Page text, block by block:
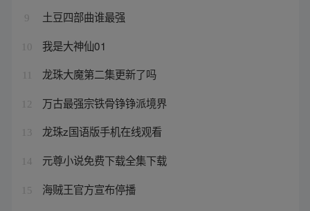
9 土豆四部曲谁最强
10 我是大神仙01
龙珠大魔第二集更新了吗
12 万古最强宗铁骨铮铮派境界
13 龙珠z国语版手机在线观看
14 元尊小说免费下载全集下载
15 海贼王官方宣布停播